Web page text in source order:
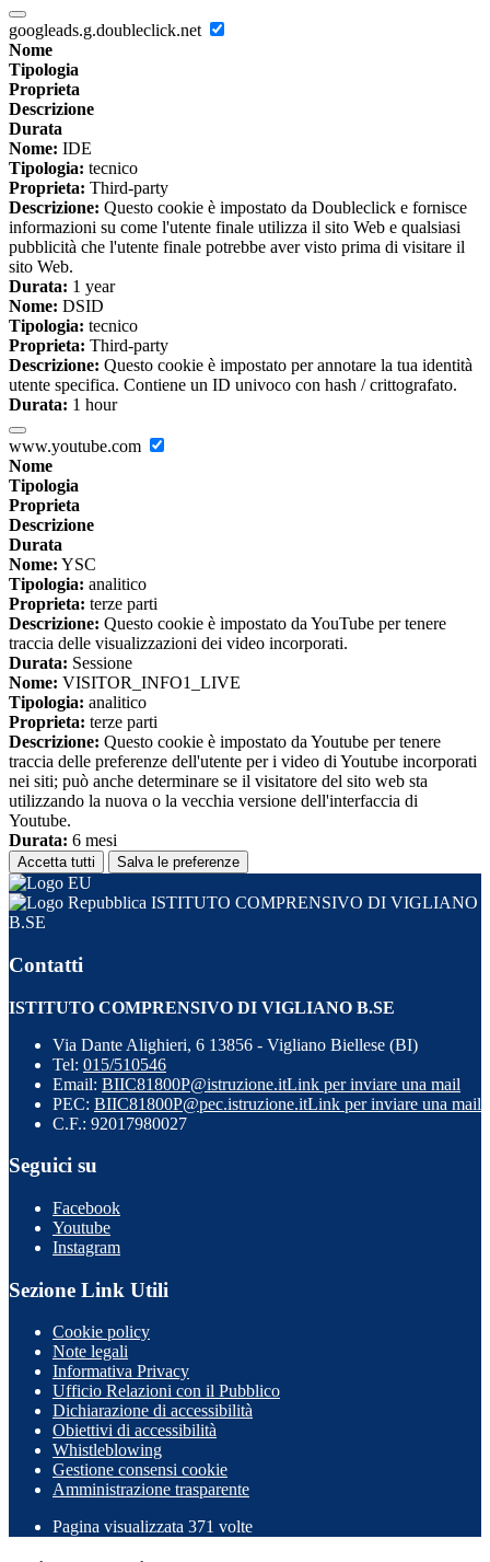
googleads.g.doubleclick.net
Nome
Tipologia
Proprieta
Descrizione
Durata
Nome: IDE
Tipologia: tecnico
Proprieta: Third-party
Descrizione: Questo cookie è impostato da Doubleclick e fornisce
informazioni su come l'utente finale utilizza il sito Web e qualsiasi
pubblicità che l'utente finale potrebbe aver visto prima di visitare il
sito Web.
Durata: 1 year
Nome: DSID
Tipologia: tecnico
Proprieta: Third-party
Descrizione: Questo cookie è impostato per annotare la tua identità
utente specifica. Contiene un ID univoco con hash / crittografato.
Durata: 1 hour
www.youtube.com
Nome
Tipologia
Proprieta
Descrizione
Durata
Nome: YSC
Tipologia: analitico
Proprieta: terze parti
Descrizione: Questo cookie è impostato da YouTube per tenere
traccia delle visualizzazioni dei video incorporati.
Durata: Sessione
Nome: VISITOR_INFO1_LIVE
Tipologia: analitico
Proprieta: terze parti
Descrizione: Questo cookie è impostato da Youtube per tenere
traccia delle preferenze dell'utente per i video di Youtube incorporati
nei siti; può anche determinare se il visitatore del sito web sta
utilizzando la nuova o la vecchia versione dell'interfaccia di
Youtube.
Durata: 6 mesi
Accetta tutti Salva le preferenze
ISTITUTO COMPRENSIVO DI VIGLIANO
B.SE
Contatti
ISTITUTO COMPRENSIVO DI VIGLIANO B.SE
Via Dante Alighieri, 6 13856 - Vigliano Biellese (BI)
Tel: 015/510546
Email: BIIC81800P@istruzione.itLink per inviare una mail
PEC: BIIC81800P@pec.istruzione.itLink per inviare una mail
C.F.: 92017980027
Seguici su
Facebook
Youtube
Instagram
Sezione Link Utili
Cookie policy
Note legali
Informativa Privacy
Ufficio Relazioni con il Pubblico
Dichiarazione di accessibilità
Obiettivi di accessibilità
Whistleblowing
Gestione consensi cookie
Amministrazione trasparente
Pagina visualizzata 371 volte